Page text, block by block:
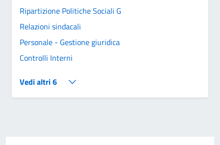
Ripartizione Politiche Sociali G
Relazioni sindacali
Personale - Gestione giuridica
Controlli Interni
Vedi altri 6